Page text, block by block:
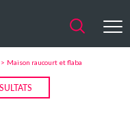
Maison raucourt et flaba